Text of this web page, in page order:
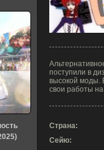
поступили в
высокой моды.
свои работы
Страна:
Сейю: